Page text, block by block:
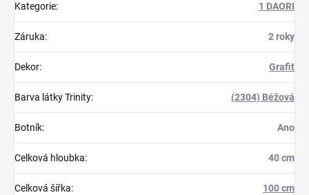
Kategorie: 1 DAORI
Záruka: 2 roky
Dekor: Grafit
Barva látky Trinity: (2304) Béžová
Botník: Ano
Celková hloubka: 40 cm
Celková šířka: 100 cm